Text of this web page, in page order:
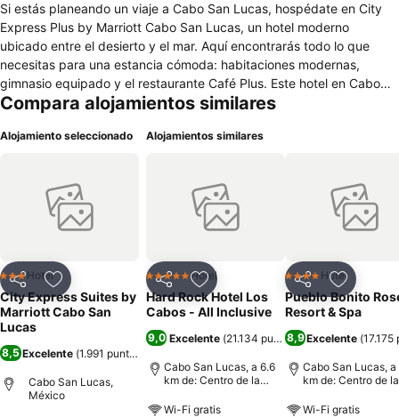
Si estás planeando un viaje a Cabo San Lucas, hospédate en City
Express Plus by Marriott Cabo San Lucas, un hotel moderno
ubicado entre el desierto y el mar. Aquí encontrarás todo lo que
necesitas para una estancia cómoda: habitaciones modernas,
gimnasio equipado y el restaurante Café Plus. Este hotel en Cabo
San Lucas cuenta con habitaciones tipo departamento con cocineta
acompañado. Consulta en recepción el protocolo para agregar
Centro Histórico o la Playa El Médano, una de las más famosas de la
región. Estamos a solo 2.5 km de un campo de golf y a corta
distancia del Aeropuerto Internacional de San José del Cabo. En
que disfrutes al máximo este paraíso.
Compara alojamientos similares
Alojamiento seleccionado
CompartirAgregar a favoritos
3 Estrellas
Hotel
City Express Suites by
Marriott Cabo San
Lucas
8,5 Excelente (1.991 puntuaciones
Cabo San Lucas,
México
Alojamientos similares
CompartirAgregar a favoritos
5 EstrellasHotel
Hard Rock Hotel Los
Cabos - All Inclusive
9,0 Excelente (21.134 puntuaciones)
Cabo San Lucas, a 6.6
km de: Centro de la
Wi-Fi gratis
CompartirAgregar
4 EstrellasHotel
Pueblo Bonito
Resort & Spa
8,9Excelente (17.175
Cabo San Lucas, a
km de: Centro de la
Wi-Fi gratis